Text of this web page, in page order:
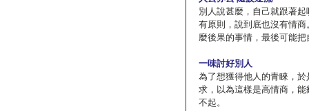
別人說甚麼，自己就跟著
有原則，說到底也沒有情
麼後果的事情，最後可能把
一味討好別人
為了想獲得他人的青睞，
求，以為這樣是高情商，
不起。